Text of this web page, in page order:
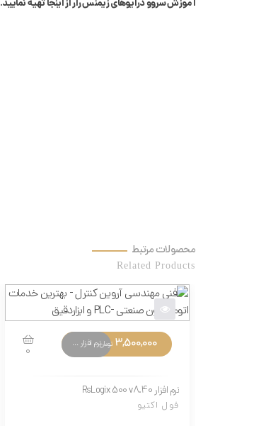
آموزش سروو درایوهای زیمنس رار از اینجا تهیه نمایید.
محصولات مرتبط
Related Products
3,500,000 تومان نرم افزار های تخصصی
0
نرم افزار RsLogix 500 v8.40
فول اکتیو